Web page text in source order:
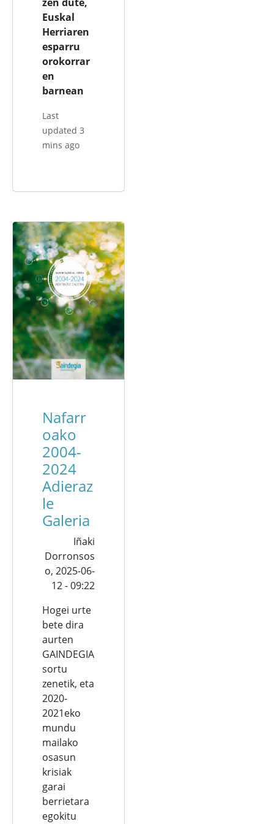
Euskal
Herriaren
esparru
orokorrar
en
barnean
Last
updated 3
mins ago
Nafarr
oako
2004-
2024
Adieraz
le
Galeria
Iñaki
Dorronsos
o, 2025-06-
12 - 09:22
Hogei urte
bete dira
aurten
GAINDEGIA
sortu
zenetik, eta
2020-
2021eko
mundu
mailako
osasun
krisiak
garai
berrietara
egokitu